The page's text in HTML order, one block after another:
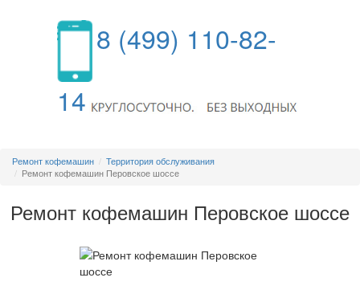
8 (499) 110-82-
14
Ремонт кофемашин
Территория обслуживания
Ремонт кофемашин Перовское шоссе
Ремонт кофемашин Перовское шоссе